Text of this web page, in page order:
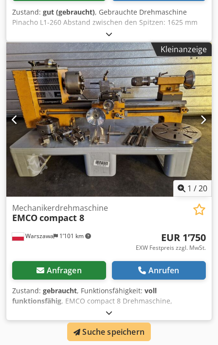
Zustand: gut (gebraucht), Gebrauchte Drehmaschine
Pinacho L1-260 Abstand zwischen den Spitzen: 1625 mm
Max. Drehung auf dem Bett: 520 mm Länge des
Halsausschnitts: 350 mm Neigung auf dem Längsschlitten:
470 mm Drehen auf dem Querschlitten: 320 mm
Schwenken im Tauchgang: 770 mm Cedpfx Ajudw Iisfheha
Deichselabstand: 68 mm Leistung Hauptmotor: 7,5 PS *Mit
3-Backen-Futter zu liefern. *Preis auf Anfrage mit oder
ohne CE-Bestimmungen erhältlich.
Kleinanzeige
1 /20
Warszawa 1’101 km
Mechanikerdrehmaschine
EMCOcompact 8
EUR 1’750
EXW Festpreis zzgl. MwSt.
Anfragen Anrufen
Zustand: gebraucht, Funktionsfähigkeit: voll
funktionsfähig, EMCO compact 8 Drehmaschine,
gebraucht 230V Motor 650W Spitzenweite 450 mm
Spitzenhöhe 105 mm Spindeldurchlass 20 mm
Spindeldrehzahl 100 - 1700 U/min Reitstock MK2
automatischer Längsvorschub Gewindeschneiden
Suche speichern